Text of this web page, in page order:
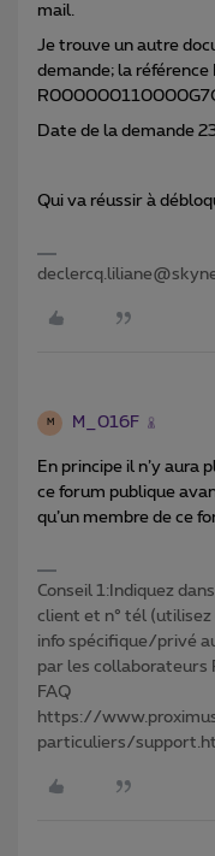
mail.
Je trouve un autre
demande; la référence
Date de la demande
Qui va réussir à
M M_016F
En principe il n’y aura
ce forum publique
qu’un membre de ce
Conseil 1:Indiquez
client et n° tél
info spécifique/privé
par les collaborateurs
FAQ
https://
particuliers/